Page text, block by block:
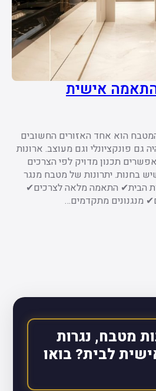
אישית
הוא אחד האזורים החשובים
גם פונקציונלי וגם מעוצב. ארונות
תכנון מדויק לפי הצרכים
בחנות. יתרונות של מטבח מנגר
הבית✔ התאמה מלאה לצרכים✔
מנגנונים מתקדמים…
מטבח, נגרות
לבית? בואו